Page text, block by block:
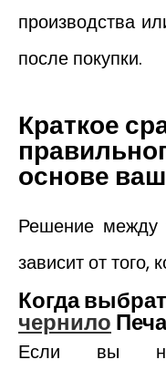
производства
после покупки.
Краткое
основе
Решение между
зависит от того,
Когда
чернило
Если вы